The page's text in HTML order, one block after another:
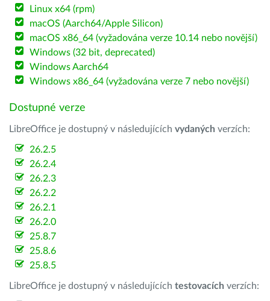
Linux x64 (rpm)
macOS (Aarch64/Apple Silicon)
macOS x86_64 (vyžadována verze 10.14 nebo novější)
Windows (32 bit, deprecated)
Windows Aarch64
Windows x86_64 (vyžadována verze 7 nebo novější)
Dostupné verze
LibreOffice je dostupný v následujících vydaných verzích:
26.2.5
26.2.4
26.2.3
26.2.2
26.2.1
26.2.0
25.8.7
25.8.6
25.8.5
LibreOffice je dostupný v následujících testovacích verzích: